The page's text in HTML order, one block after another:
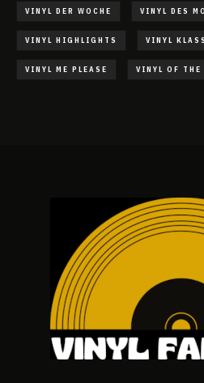
VINYL DER WOCHE VINYL DES
VINYL HIGHLIGHTS VINYL
VINYL ME PLEASE VINYL OF THE